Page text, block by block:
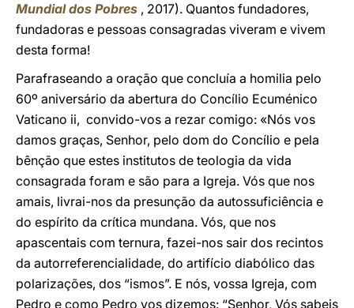
Mundial dos Pobres , 2017). Quantos fundadores,
fundadoras e pessoas consagradas viveram e vivem
desta forma!
Parafraseando a oração que concluía a homilia pelo
60º aniversário da abertura do Concílio Ecuménico
Vaticano ii, convido-vos a rezar comigo: «Nós vos
damos graças, Senhor, pelo dom do Concílio e pela
bênção que estes institutos de teologia da vida
consagrada foram e são para a Igreja. Vós que nos
amais, livrai-nos da presunção da autossuficiência e
do espírito da crítica mundana. Vós, que nos
apascentais com ternura, fazei-nos sair dos recintos
da autorreferencialidade, do artifício diabólico das
polarizações, dos “ismos”. E nós, vossa Igreja, com
Pedro e como Pedro vos dizemos: “Senhor, Vós sabeis